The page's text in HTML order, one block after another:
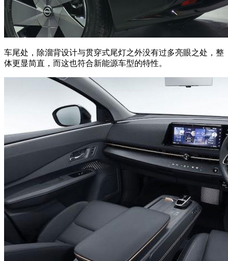
车尾处，除溜背设计与贯穿式尾灯之外没有过多亮眼之处，整
体更显简直，而这也符合新能源车型的特性。